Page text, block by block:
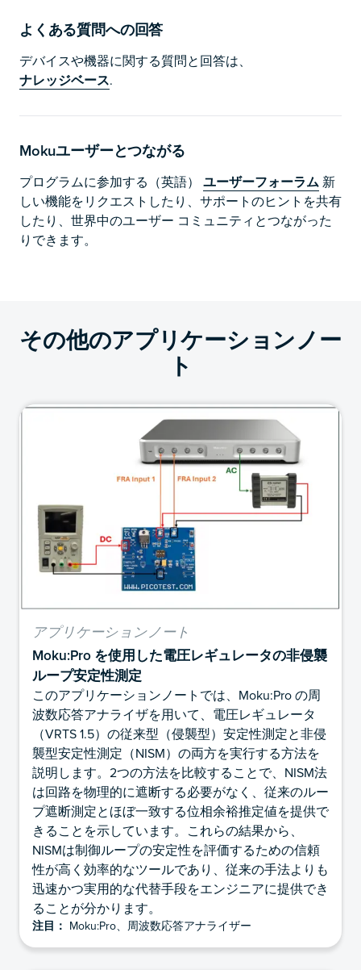
よくある質問への回答
デバイスや機器に関する質問と回答は、
ナレッジベース.
Mokuユーザーとつながる
プログラムに参加する（英語） ユーザーフォーラム 新
しい機能をリクエストしたり、サポートのヒントを共有
したり、世界中のユーザー コミュニティとつながった
りできます。
その他のアプリケーションノー
ト
アプリケーションノート
Moku:Pro を使用した電圧レギュレータの非侵襲
ループ安定性測定
このアプリケーションノートでは、Moku:Pro の周
波数応答アナライザを用いて、電圧レギュレータ
（VRTS 1.5）の従来型（侵襲型）安定性測定と非侵
襲型安定性測定（NISM）の両方を実行する方法を
説明します。2つの方法を比較することで、NISM法
は回路を物理的に遮断する必要がなく、従来のルー
プ遮断測定とほぼ一致する位相余裕推定値を提供で
きることを示しています。これらの結果から、
NISMは制御ループの安定性を評価するための信頼
性が高く効率的なツールであり、従来の手法よりも
迅速かつ実用的な代替手段をエンジニアに提供でき
ることが分かります。
注目： Moku:Pro、周波数応答アナライザー